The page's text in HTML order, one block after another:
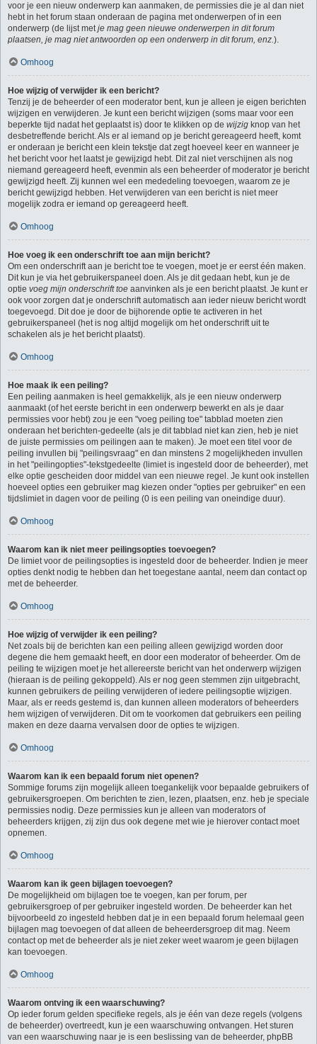
voor je een nieuw onderwerp kan aanmaken, de permissies die je al dan niet
hebt in het forum staan onderaan de pagina met onderwerpen of in een
onderwerp (de lijst metje mag geen nieuwe onderwerpen in dit forum
plaatsen, je mag niet antwoorden op een onderwerp in dit forum, enz.).
Omhoog
Hoe wijzig of verwijder ik een bericht?
Tenzij je de beheerder of een moderator bent, kun je alleen je eigen berichten
wijzigen en verwijderen. Je kunt een bericht wijzigen (soms maar voor een
beperkte tijd nadat het geplaatst is) door te klikken op de wijzig knop van het
desbetreffende bericht. Als er al iemand op je bericht gereageerd heeft, komt
er onderaan je bericht een klein tekstje dat zegt hoeveel keer en wanneer je
het bericht voor het laatst je gewijzigd hebt. Dit zal niet verschijnen als nog
niemand gereageerd heeft, evenmin als een beheerder of moderator je bericht
gewijzigd heeft. Zij kunnen wel een mededeling toevoegen, waarom ze je
bericht gewijzigd hebben. Het verwijderen van een bericht is niet meer
mogelijk zodra er iemand op gereageerd heeft.
Omhoog
Hoe voeg ik een onderschrift toe aan mijn bericht?
Om een onderschrift aan je bericht toe te voegen, moet je er eerst één maken.
Dit kun je via het gebruikerspaneel doen. Als je dit gedaan hebt, kun je de
optie voeg mijn onderschrift toe aanvinken als je een bericht plaatst. Je kunt er
ook voor zorgen dat je onderschrift automatisch aan ieder nieuw bericht wordt
toegevoegd. Dit doe je door de bijhorende optie te activeren in het
gebruikerspaneel (het is nog altijd mogelijk om het onderschrift uit te
schakelen als je het bericht plaatst).
Omhoog
Hoe maak ik een peiling?
Een peiling aanmaken is heel gemakkelijk, als je een nieuw onderwerp
aanmaakt (of het eerste bericht in een onderwerp bewerkt en als je daar
permissies voor hebt) zou je een "voeg peiling toe" tabblad moeten zien
onderaan het berichten-gedeelte (als je dit tabblad niet kan zien, heb je niet
de juiste permissies om peilingen aan te maken). Je moet een titel voor de
peiling invullen bij "peilingsvraag" en dan minstens 2 mogelijkheden invullen
in het "peilingopties"-tekstgedeelte (limiet is ingesteld door de beheerder), met
elke optie gescheiden door middel van een nieuwe regel. Je kunt ook instellen
hoeveel opties een gebruiker mag kiezen onder "opties per gebruiker" en een
tijdslimiet in dagen voor de peiling (0 is een peiling van oneindige duur).
Omhoog
Waarom kan ik niet meer peilingsopties toevoegen?
De limiet voor de peilingsopties is ingesteld door de beheerder. Indien je meer
opties denkt nodig te hebben dan het toegestane aantal, neem dan contact op
met de beheerder.
Omhoog
Hoe wijzig of verwijder ik een peiling?
Net zoals bij de berichten kan een peiling alleen gewijzigd worden door
degene die hem gemaakt heeft, en door een moderator of beheerder. Om de
peiling te wijzigen moet je het allereerste bericht van het onderwerp wijzigen
(hieraan is de peiling gekoppeld). Als er nog geen stemmen zijn uitgebracht,
kunnen gebruikers de peiling verwijderen of iedere peilingsoptie wijzigen.
Maar, als er reeds gestemd is, dan kunnen alleen moderators of beheerders
hem wijzigen of verwijderen. Dit om te voorkomen dat gebruikers een peiling
maken en deze daarna vervalsen door de opties te wijzigen.
Omhoog
Waarom kan ik een bepaald forum niet openen?
Sommige forums zijn mogelijk alleen toegankelijk voor bepaalde gebruikers of
gebruikersgroepen. Om berichten te zien, lezen, plaatsen, enz. heb je speciale
permissies nodig. Deze permissies kun je alleen van moderators of
beheerders krijgen, zij zijn dus ook degene met wie je hierover contact moet
opnemen.
Omhoog
Waarom kan ik geen bijlagen toevoegen?
De mogelijkheid om bijlagen toe te voegen, kan per forum, per
gebruikersgroep of per gebruiker ingesteld worden. De beheerder kan het
bijvoorbeeld zo ingesteld hebben dat je in een bepaald forum helemaal geen
bijlagen mag toevoegen of dat alleen de beheerdersgroep dit mag. Neem
contact op met de beheerder als je niet zeker weet waarom je geen bijlagen
kan toevoegen.
Omhoog
Waarom ontving ik een waarschuwing?
Op ieder forum gelden specifieke regels, als je één van deze regels (volgens
de beheerder) overtreedt, kun je een waarschuwing ontvangen. Het sturen
van een waarschuwing naar je is een beslissing van de beheerder, phpBB